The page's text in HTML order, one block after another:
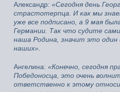
Александр: «Сегодня день
страстотерпца. И как мы
уже все подписано, а 9 мая
Германии. Так что судите
наша Родина, значит это один
наших».
Ангелина: «Конечно, сегодня
Победоносца, это очень
ответственно к этому